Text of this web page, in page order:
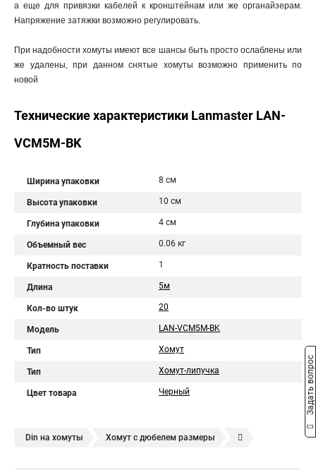
а еще для привязки кабелей к кронштейнам или же органайзерам.
Напряжение затяжки возможно регулировать.
При надобности хомуты имеют все шансы быть просто ослаблены или
же удалены, при данном снятые хомуты возможно применить по
новой
Технические характеристики Lanmaster LAN-
VCM5M-BK
Ширина упаковки 8 см
Высота упаковки 10 см
Глубина упаковки 4 см
Объемный вес 0.06 кг
Кратность поставки 1
Длина 5м
Кол-во штук 20
Модель LAN-VCM5M-BK
Тип Хомут
Тип Хомут-липучка
Цвет товара Черный
Din на хомуты Хомут с дюбелем размеры
Задать вопрос